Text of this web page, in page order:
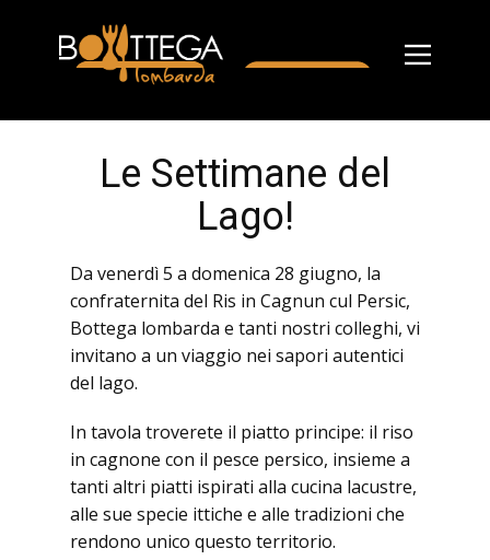
Le Settimane del
Lago!
Da venerdì 5 a domenica 28 giugno, la
confraternita del Ris in Cagnun cul Persic,
Bottega lombarda e tanti nostri colleghi, vi
invitano a un viaggio nei sapori autentici
del lago.
In tavola troverete il piatto principe: il riso
in cagnone con il pesce persico, insieme a
tanti altri piatti ispirati alla cucina lacustre,
alle sue specie ittiche e alle tradizioni che
rendono unico questo territorio.